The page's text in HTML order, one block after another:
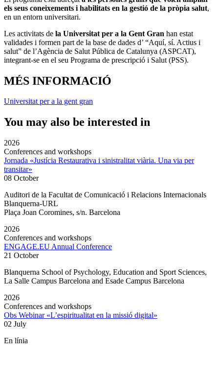
els seus coneixements i habilitats en la gestió de la pròpia salut,
en un entorn universitari.
Les activitats de la Universitat per a la Gent Gran han estat
validades i formen part de la base de dades d’ “Aquí, sí. Actius i
salut” de l’Agència de Salut Pública de Catalunya (ASPCAT),
integrant-se en el seu Programa de prescripció i Salut (PSS).
MÉS INFORMACIÓ
Universitat per a la gent gran
You may also be interested in
2026
Conferences and workshops
Jornada «Justícia Restaurativa i sinistralitat viària. Una via per
transitar»
08 October
Auditori de la Facultat de Comunicació i Relacions Internacionals
Blanquerna-URL
Plaça Joan Coromines, s/n. Barcelona
2026
Conferences and workshops
ENGAGE.EU Annual Conference
21 October
Blanquerna School of Psychology, Education and Sport Sciences,
La Salle Campus Barcelona and Esade Campus Barcelona
2026
Conferences and workshops
Obs Webinar «L’espiritualitat en la missió digital»
02 July
En línia